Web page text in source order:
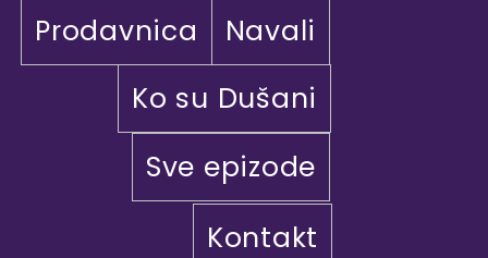
Prodavnica
Navali
Ko su Dušani
Sve epizode
Kontakt